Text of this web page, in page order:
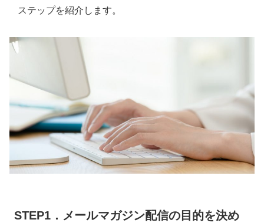
ステップを紹介します。
STEP1．メールマガジン配信の目的を決め